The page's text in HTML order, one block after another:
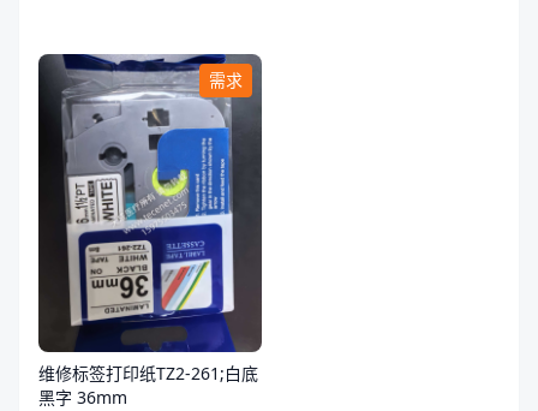
需求
维修标签打印纸TZ2-261;白底
黑字 36mm